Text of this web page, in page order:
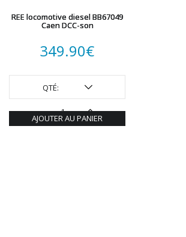
VIESSMANN
WIKING
WOODLAND SCENICS
XURON
REE locomotive diesel BB67049
Caen DCC-son
349.90€
QTÉ:
AJOUTER AU PANIER